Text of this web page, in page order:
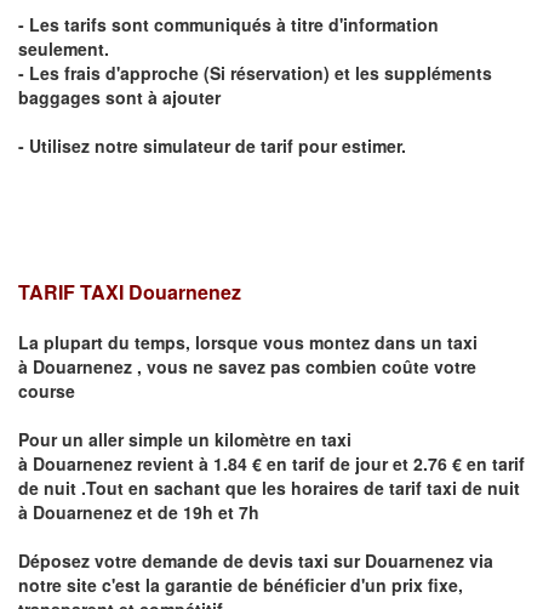
- Les tarifs sont communiqués à titre d'information
seulement.
- Les frais d'approche (Si réservation) et les suppléments
baggages sont à ajouter
- Utilisez notre simulateur de tarif pour estimer.
TARIF TAXI Douarnenez
La plupart du temps, lorsque vous montez dans un taxi
à Douarnenez , vous ne savez pas combien coûte votre
course
Pour un aller simple un kilomètre en taxi
à Douarnenez revient à 1.84 € en tarif de jour et 2.76 € en tarif
de nuit .Tout en sachant que les horaires de tarif taxi de nuit
à Douarnenez et de 19h et 7h
Déposez votre demande de devis taxi sur Douarnenez via
notre site c'est la garantie de bénéficier d'un prix fixe,